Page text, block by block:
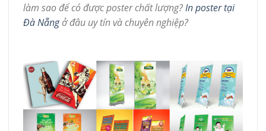
làm sao để có được poster chất lượng?In poster tại
Đà Nẵngở đâu uy tín và chuyên nghiệp?